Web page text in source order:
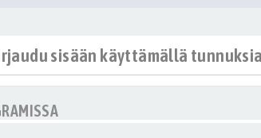
sisään käyttämällä